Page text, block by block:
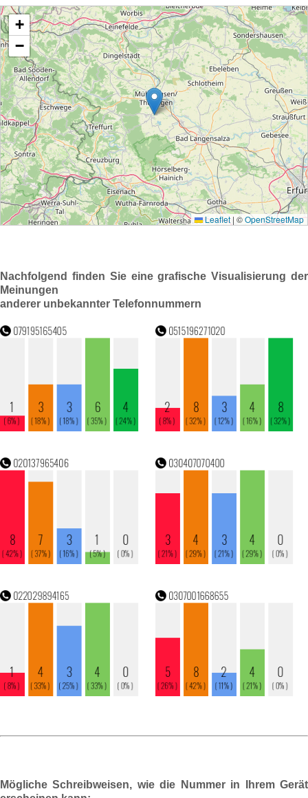
Nachfolgend finden Sie eine grafische Visualisierung der
Meinungen
anderer unbekannter Telefonnummern
Mögliche Schreibweisen, wie die Nummer in Ihrem Gerät